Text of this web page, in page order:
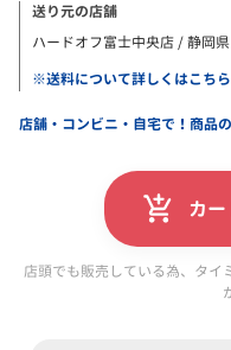
送り元の店舗
ハードオフ富士中央店 / 静岡県
※送料について詳しくはこちら
店舗・コンビニ・自宅で！商品
カ
店頭でも販売している為、タ